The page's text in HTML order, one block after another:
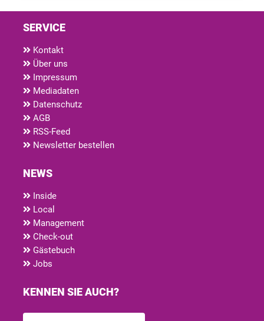
SERVICE
Kontakt
Über uns
Impressum
Mediadaten
Datenschutz
AGB
RSS-Feed
Newsletter bestellen
NEWS
Inside
Local
Management
Check-out
Gästebuch
Jobs
KENNEN SIE AUCH?